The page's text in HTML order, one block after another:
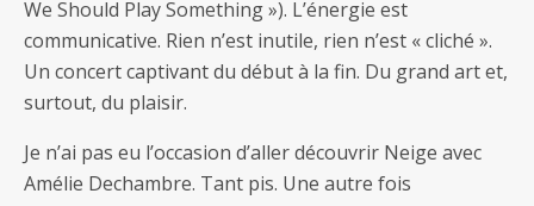
We Should Play Something »). L’énergie est
communicative. Rien n’est inutile, rien n’est « cliché ».
Un concert captivant du début à la fin. Du grand art et,
surtout, du plaisir.
Je n’ai pas eu l’occasion d’aller découvrir Neige avec
Amélie Dechambre. Tant pis. Une autre fois